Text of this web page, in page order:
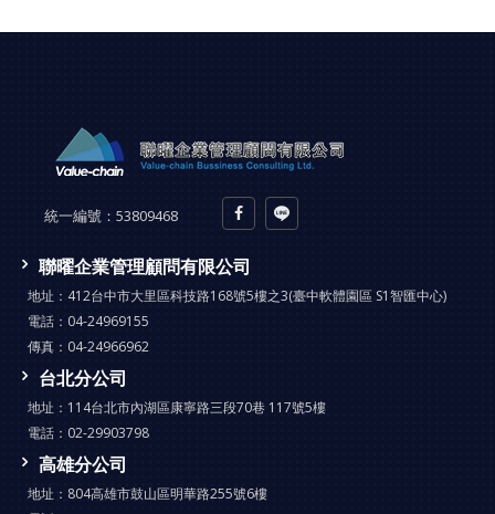
統一編號： 53809468
聯曜企業管理顧問有限公司
地址： 412台中市大里區科技路168號5樓之3(臺中軟體園區 S1智匯中心)
電話： 04-24969155
傳真： 04-24966962
台北分公司
地址： 114台北市內湖區康寧路三段70巷 117號5樓
電話： 02-29903798
高雄分公司
地址： 804高雄市鼓山區明華路255號6樓